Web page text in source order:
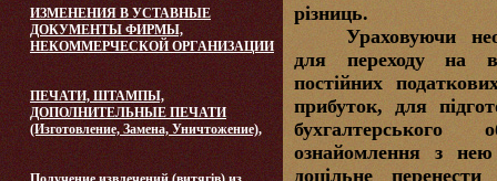
ИЗМЕНЕНИЯ В УСТАВНЫЕ
ДОКУМЕНТЫ ФИРМЫ,
НЕКОММЕРЧЕСКОЙ ОРГАНИЗАЦИИ
ПЕЧАТИ, ШТАМПЫ,
ДОПОЛНИТЕЛЬНЫЕ ПЕЧАТИ
(Изготовление, Замена, Уничтожение),
різниць.
Ураховуючи
для переходу на
постійних
прибуток, для
бухгалтерського
ознайомлення з
доцільне